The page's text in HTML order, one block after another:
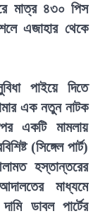
মাত্র ৪৩০ পিস
এজাহার থেকে
পাইয়ে দিতে
এক নতুন নাটক
একটি মামলায়
(সিঙ্গেল পার্ট)
হস্তান্তরের
মাধ্যমে
ডাবল পার্টের